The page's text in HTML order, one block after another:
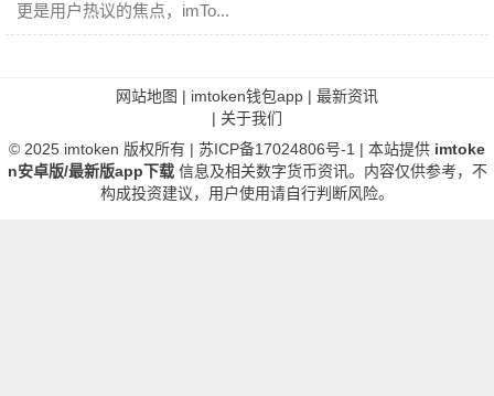
更是用户热议的焦点，imTo...
网站地图 | imtoken钱包app | 最新资讯
| 关于我们
© 2025 imtoken 版权所有 | 苏ICP备17024806号-1 | 本站提供 imtoke
n安卓版/最新版app下载信息及相关数字货币资讯。内容仅供参考，不
构成投资建议，用户使用请自行判断风险。